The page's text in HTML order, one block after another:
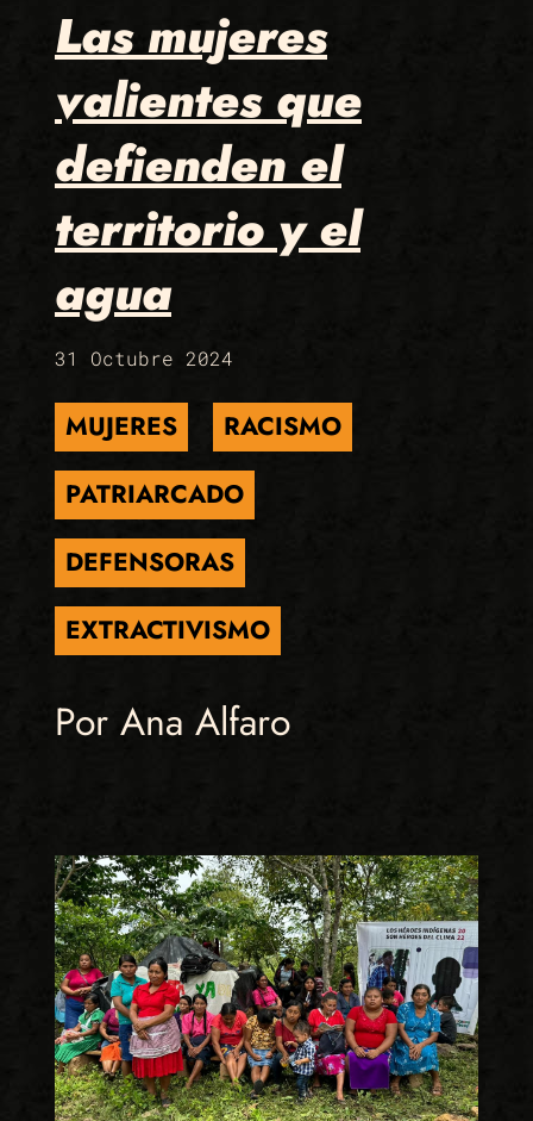
Las mujeres
valientes que
defienden el
territorio y el
agua
31 Octubre 2024
MUJERES
RACISMO
PATRIARCADO
DEFENSORAS
EXTRACTIVISMO
Por Ana Alfaro